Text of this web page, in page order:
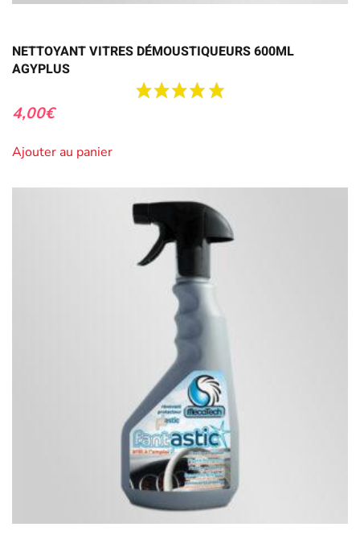
NETTOYANT VITRES DÉMOUSTIQUEURS 600ML
AGYPLUS
4,00€
Ajouter au panier